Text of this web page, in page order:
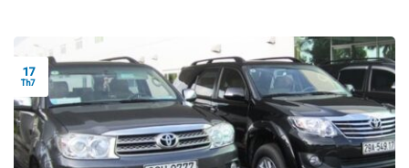
17
Th7